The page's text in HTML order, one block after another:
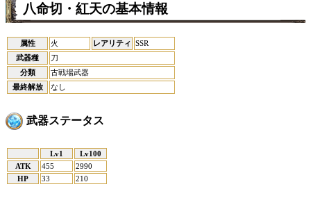
八命切・紅天の基本情報
属性 火 レアリティ SSR
武器種
刀
分類
古戦場武器
最終解放
なし
武器ステータス
Lv1
Lv100
ATK
455
2990
HP
33 210